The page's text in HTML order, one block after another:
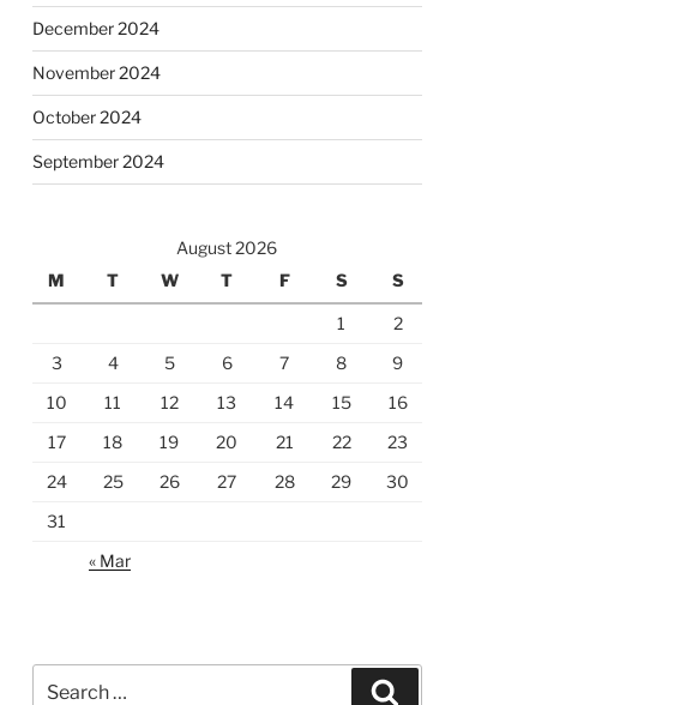
December 2024
November 2024
October 2024
September 2024
August 2026
M
T W T F S S
1
2
3
4 5 6 7 8
9
10
11 12 13 14 15
16
17
18 19 20 21 22
23
24
25 26 27 28 29
30
31
« Mar